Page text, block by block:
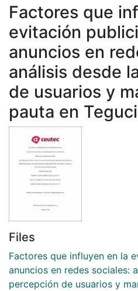
Statistics
Factores que
evitación
anuncios en
análisis desde
de usuarios y
pauta en
Files
Factores que influyen en la
anuncios en redes sociales:
percepción de usuarios y